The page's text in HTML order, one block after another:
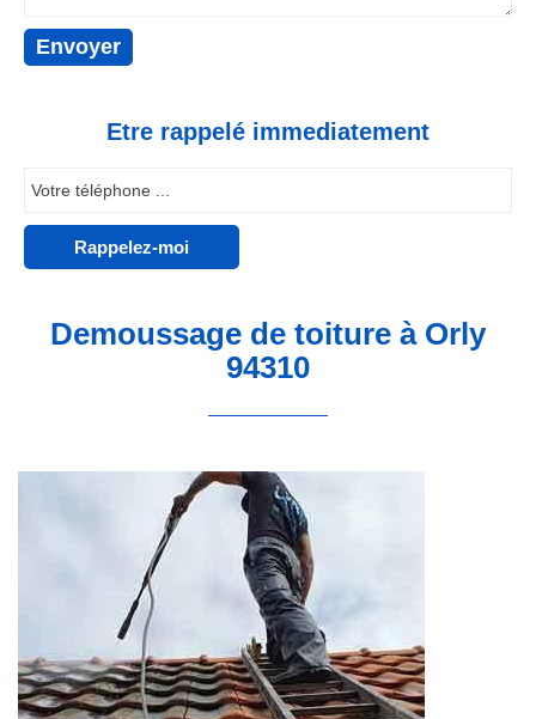
Etre rappelé immediatement
Demoussage de toiture à Orly
94310